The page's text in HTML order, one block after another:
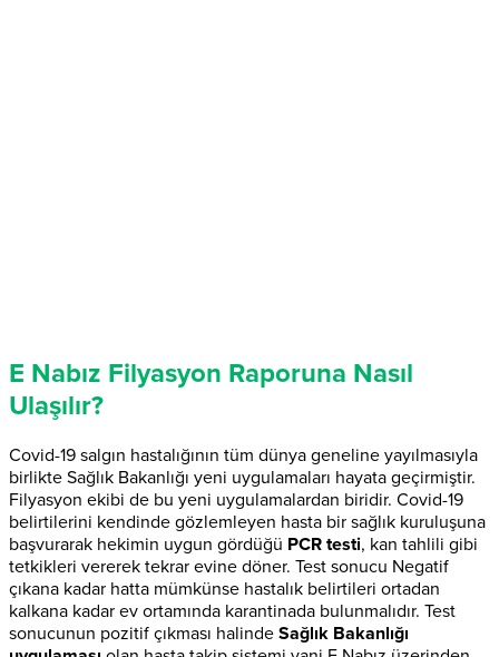
E Nabız Filyasyon Raporuna Nasıl
Ulaşılır?
Covid-19 salgın hastalığının tüm dünya geneline yayılmasıyla
birlikte Sağlık Bakanlığı yeni uygulamaları hayata geçirmiştir.
Filyasyon ekibi de bu yeni uygulamalardan biridir. Covid-19
belirtilerini kendinde gözlemleyen hasta bir sağlık kuruluşuna
başvurarak hekimin uygun gördüğü PCR testi, kan tahlili gibi
tetkikleri vererek tekrar evine döner. Test sonucu Negatif
çıkana kadar hatta mümkünse hastalık belirtileri ortadan
kalkana kadar ev ortamında karantinada bulunmalıdır. Test
sonucunun pozitif çıkması halinde Sağlık Bakanlığı